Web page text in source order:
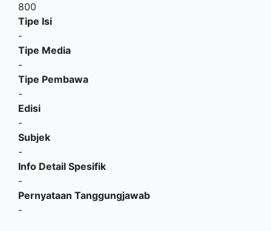
800
Tipe Isi
-
Tipe Media
-
Tipe Pembawa
-
Edisi
-
Subjek
-
Info Detail Spesifik
-
Pernyataan Tanggungjawab
-